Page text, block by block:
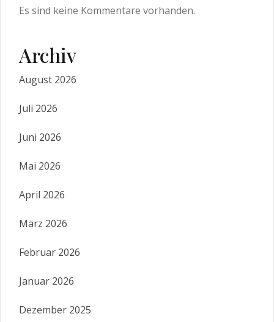
Es sind keine Kommentare vorhanden.
Archiv
August 2026
Juli 2026
Juni 2026
Mai 2026
April 2026
März 2026
Februar 2026
Januar 2026
Dezember 2025